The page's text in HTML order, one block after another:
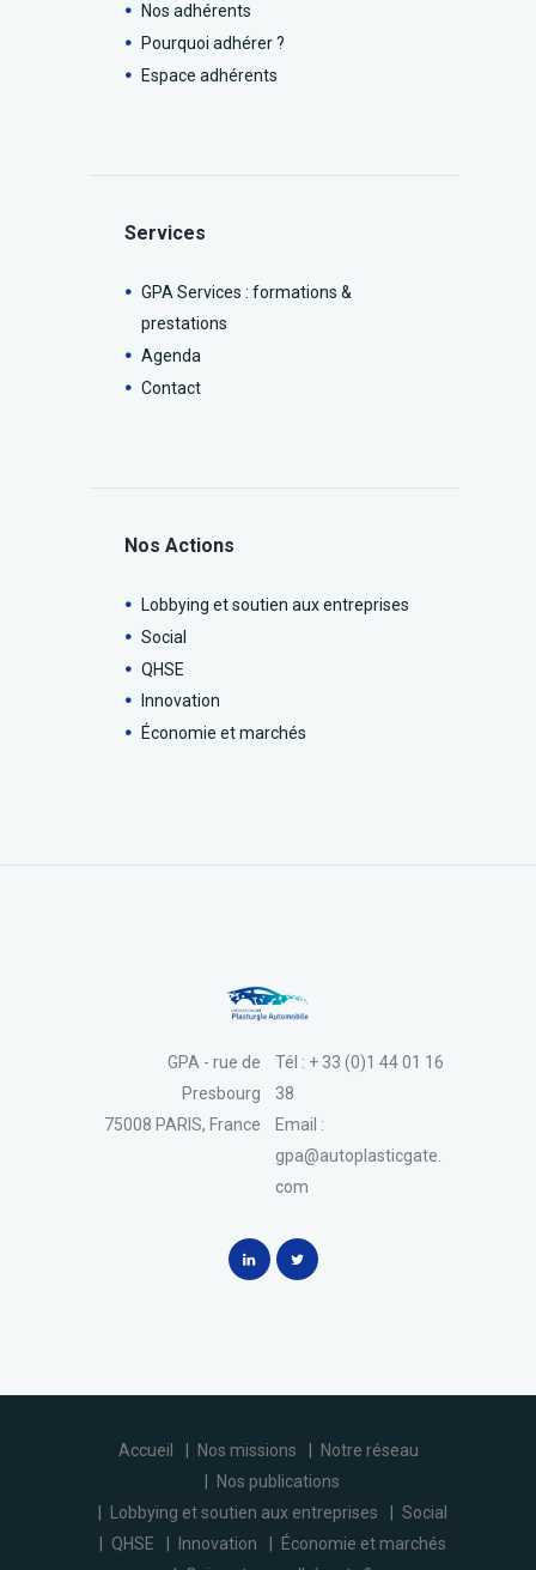
Nos adhérents
Pourquoi adhérer ?
Espace adhérents
Services
GPA Services : formations &
prestations
Agenda
Contact
Nos Actions
Lobbying et soutien aux entreprises
Social
QHSE
Innovation
Économie et marchés
Tél : + 33 (0)1 44 01 16
38
Email :
gpa@autoplasticgate.
com
GPA - rue de
Presbourg
75008 PARIS, France
Accueil Nos missions
Notre réseau
Nos publications
Lobbying et soutien aux entreprises
Social
QHSE
Innovation
Économie et marchés